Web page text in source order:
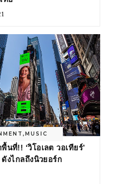
, MUSIC
นที่!! ‘วิโอเลต วอเทียร์’
ดังไกลถึงนิวยอร์ก